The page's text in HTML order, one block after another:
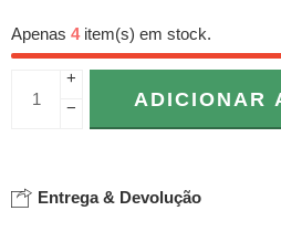
Apenas 4item(s) em stock.
+
−
ADICIONAR
Entrega & Devolução